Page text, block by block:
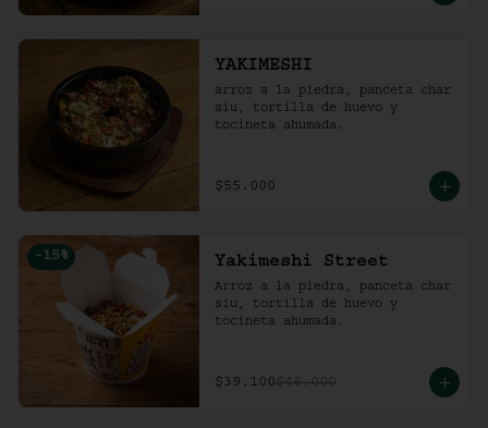
YAKIMESHI
arroz a la piedra, panceta char
siu, tortilla de huevo y
tocineta ahumada.
$55.000
-15 % Yakimeshi Street
Arroz a la piedra, panceta char
siu, tortilla de huevo y
tocineta ahumada.
$39.100$46.000